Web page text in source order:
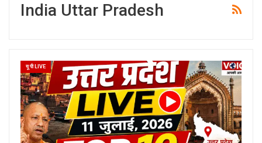
India Uttar Pradesh
यू पी LIVE